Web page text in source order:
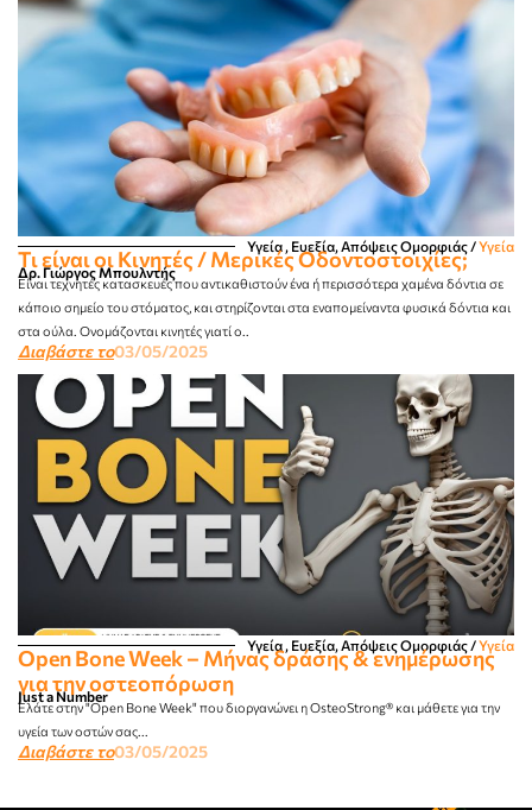
Υγεία , Ευεξία, Απόψεις Ομορφιάς​ /Υγεία
Τι είναι οι Κινητές / Μερικές Οδοντοστοιχίες;
Δρ. Γιώργος Μπουλντής
Είναι τεχνητές κατασκευές που αντικαθιστούν ένα ή περισσότερα χαμένα δόντια σε
κάποιο σημείο του στόματος, και στηρίζονται στα εναπομείναντα φυσικά δόντια και
στα ούλα. Ονομάζονται κινητές γιατί ο..
Διαβάστε το03/05/2025
Υγεία , Ευεξία, Απόψεις Ομορφιάς​ /Υγεία
Open Bone Week – Μήνας δράσης & ενημέρωσης
για την οστεοπόρωση
Just a Number
Ελάτε στην "Open Bone Week" που διοργανώνει η OsteoStrong® και μάθετε για την
υγεία των οστών σας...
Διαβάστε το03/05/2025